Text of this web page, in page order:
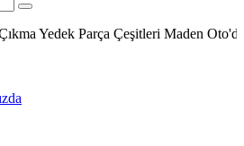
Yedek Parça Çeşitleri Maden Oto'da